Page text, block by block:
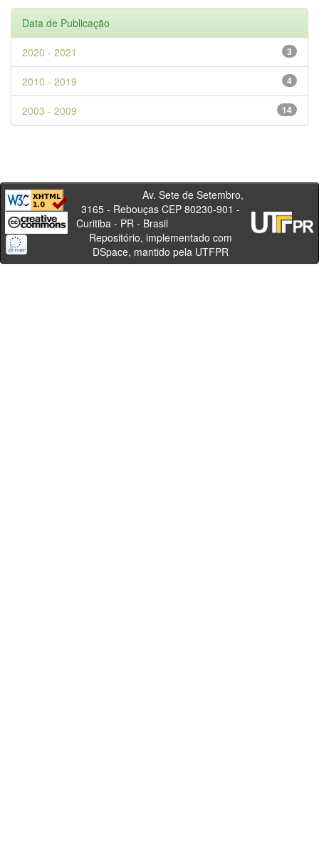
Data de Publicação
3
2020 - 2021
4
2010 - 2019
14
2003 - 2009
Av. Sete de Setembro,
3165 - Rebouças CEP 80230-901 -
Curitiba - PR - Brasil
Repositório, implementado com
DSpace, mantido pela UTFPR